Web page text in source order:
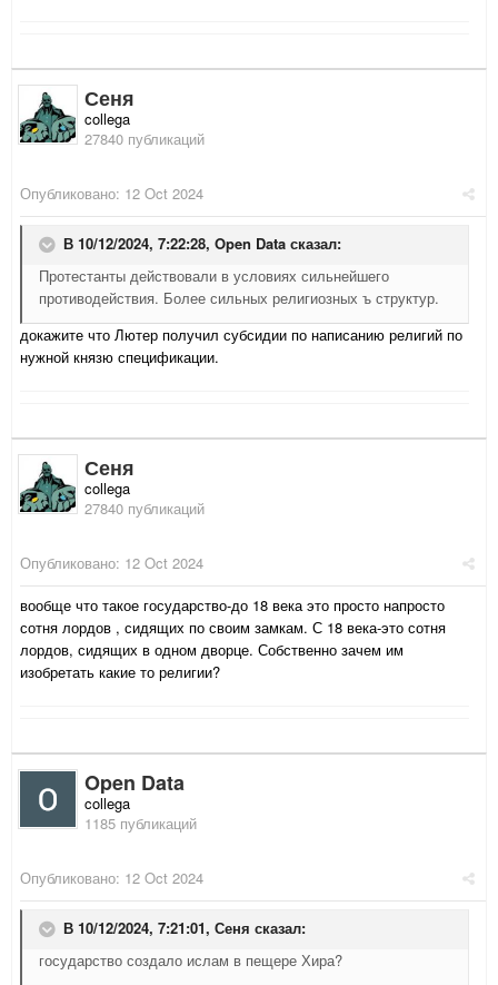
Сеня
collega
27840 публикаций
Опубликовано: 12 Oct 2024
В 10/12/2024, 7:22:28, Open Data сказал:
Протестанты действовали в условиях сильнейшего
противодействия. Более сильных религиозных ъ структур.
докажите что Лютер получил субсидии по написанию религий по
нужной князю спецификации.
Сеня
collega
27840 публикаций
Опубликовано: 12 Oct 2024
вообще что такое государство-до 18 века это просто напросто
сотня лордов , сидящих по своим замкам. С 18 века-это сотня
лордов, сидящих в одном дворце. Собственно зачем им
изобретать какие то религии?
Open Data
collega
1185 публикаций
Опубликовано: 12 Oct 2024
В 10/12/2024, 7:21:01, Сеня сказал:
государство создало ислам в пещере Хира?